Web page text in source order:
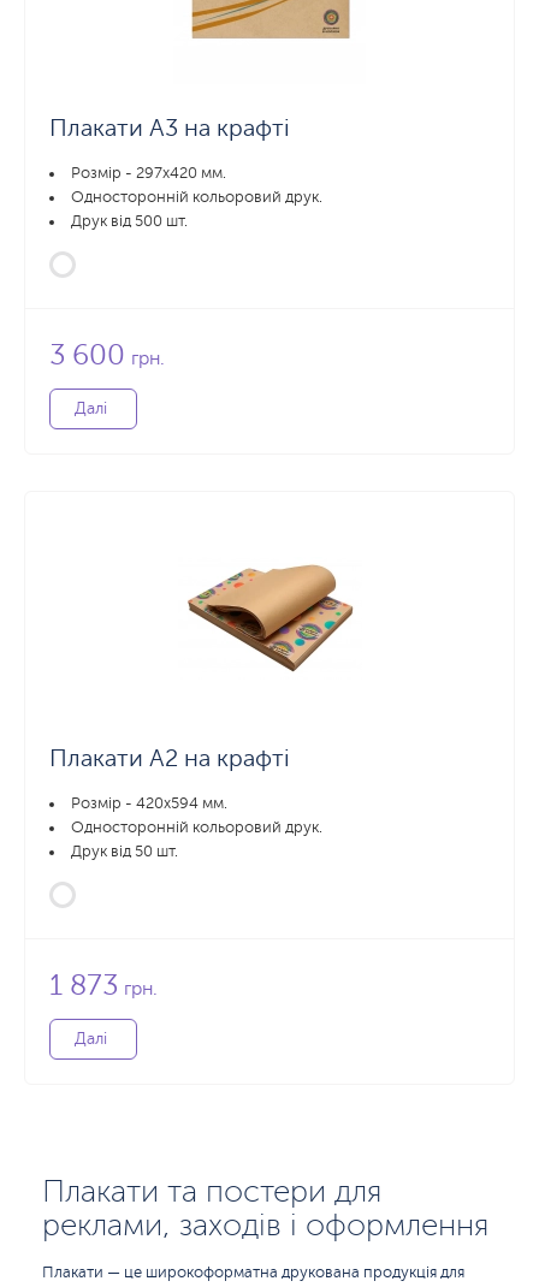
Плакати А3 на крафті
Розмір - 297х420 мм.
Односторонній кольоровий друк.
Друк від 500 шт.
3 600 грн.
Далі
Плакати А2 на крафті
Розмір - 420х594 мм.
Односторонній кольоровий друк.
Друк від 50 шт.
1 873 грн.
Далі
Плакати та постери для
реклами, заходів і оформлення
Плакати — це широкоформатна друкована продукція для